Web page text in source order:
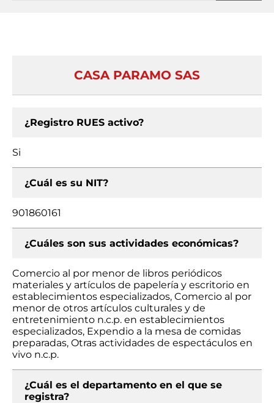
CASA PARAMO SAS
¿Registro RUES activo?
Si
¿Cuál es su NIT?
901860161
¿Cuáles son sus actividades económicas?
Comercio al por menor de libros periódicos
materiales y artículos de papelería y escritorio en
establecimientos especializados, Comercio al por
menor de otros artículos culturales y de
entretenimiento n.c.p. en establecimientos
especializados, Expendio a la mesa de comidas
preparadas, Otras actividades de espectáculos en
vivo n.c.p.
¿Cuál es el departamento en el que se
registra?